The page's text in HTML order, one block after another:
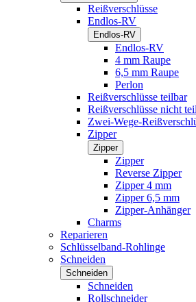
Reißverschlüsse
Endlos-RV
Endlos-RV
Endlos-RV
4 mm Raupe
6,5 mm Raupe
Perlon
Reißverschlüsse teilbar
Reißverschlüsse nicht
Zwei-Wege-
Zipper
Zipper
Zipper
Reverse Zipper
Zipper 4 mm
Zipper 6,5 mm
Zipper-Anhänger
Charms
Reparieren
Schlüsselband-Rohlinge
Schneiden
Schneiden
Schneiden
Rollschneider